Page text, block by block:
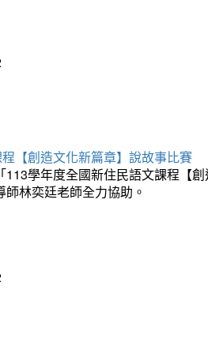
【創造文化新篇章】說故事比賽
學年度全國新住民語文課程【
林奕廷老師全力協助。